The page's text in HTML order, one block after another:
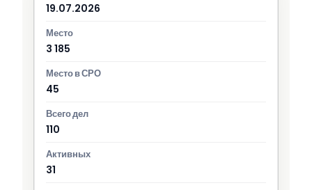
19.07.2026
3 185
45
110
31